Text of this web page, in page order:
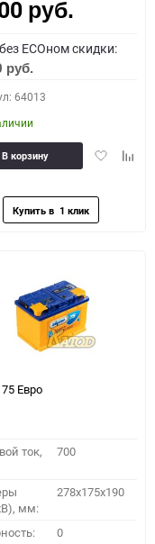
руб.
ECOном скидки:
руб.
64013
Добавить
В корзину
Евро
ток,
700
мм:
278x175x190
0